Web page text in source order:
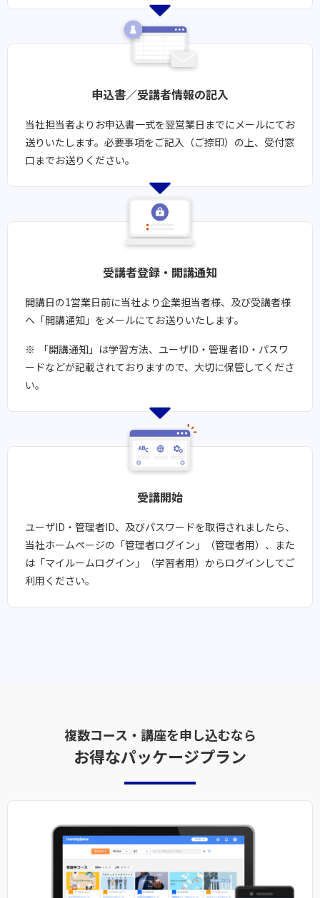
申込書／受講者情報の記入
当社担当者よりお申込書一式を翌営業日までにメールにてお
送りいたします。​必要事項をご記入（ご捺印）の上、受付窓
口までお送りください。
受講者登録・開講通知​​
開講日の1営業日前に当社より企業担当者様、及び受講者様
へ「開講通知」をメールにてお送りいたします。
「開講通知」は学習方法、ユーザID・管理者ID・パスワ
ードなどが記載されておりますので、大切に保管してくださ
い。
受講開始​​
ユーザID・管理者ID、及びパスワードを取得されましたら、
当社ホームページの「管理者ログイン」（管理者用）、また
は「マイルームログイン」（学習者用）からログインしてご
利用ください。
複数コース・講座を申し込むなら
お得なパッケージプラン